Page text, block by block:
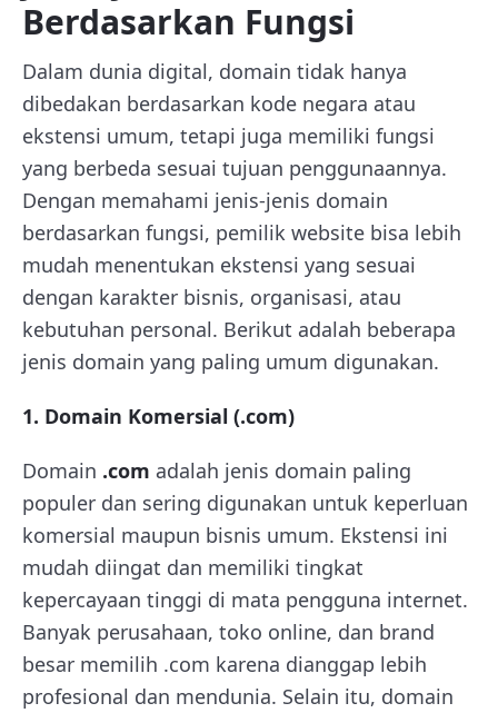
Berdasarkan Fungsi
Dalam dunia digital, domain tidak hanya
dibedakan berdasarkan kode negara atau
ekstensi umum, tetapi juga memiliki fungsi
yang berbeda sesuai tujuan penggunaannya.
Dengan memahami jenis-jenis domain
berdasarkan fungsi, pemilik website bisa lebih
mudah menentukan ekstensi yang sesuai
dengan karakter bisnis, organisasi, atau
kebutuhan personal. Berikut adalah beberapa
jenis domain yang paling umum digunakan.
1. Domain Komersial (.com)
Domain .com adalah jenis domain paling
populer dan sering digunakan untuk keperluan
komersial maupun bisnis umum. Ekstensi ini
mudah diingat dan memiliki tingkat
kepercayaan tinggi di mata pengguna internet.
Banyak perusahaan, toko online, dan brand
besar memilih .com karena dianggap lebih
profesional dan mendunia. Selain itu, domain